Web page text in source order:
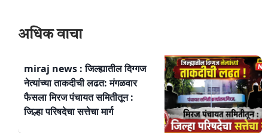
अधिक वाचा
miraj news : जिल्ह्यातील दिग्गज
नेत्यांच्या ताकदीची लढत: मंगळवार
फैसला मिरज पंचायत समितीतून :
जिल्हा परिषदेचा सत्तेचा मार्ग